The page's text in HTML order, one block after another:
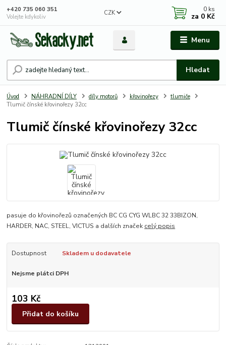
Menu
CZK
Hledat
+420 735 060 351
Volejte kdykoliv
0 ks
za 0 Kč
Úvod NÁHRADNÍ DÍLY díly motorů křovinořezy
tlumiče
Tlumič čínské křovinořezy 32cc
Tlumič čínské křovinořezy 32cc
pasuje do křovinořezů označených BC CG CYG WLBC 32 33BIZON,
HARDER, NAC, STEEL, VICTUS a dalších značek celý popis
Dostupnost Skladem u dodavatele
Nejsme plátci DPH
103 Kč
Přidat do košíku